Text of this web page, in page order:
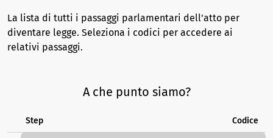
La lista di tutti i passaggi parlamentari dell'atto per
diventare legge. Seleziona i codici per accedere ai
relativi passaggi.
A che punto siamo?
Step Codice